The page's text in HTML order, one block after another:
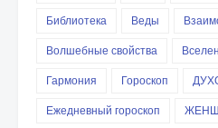
Библиотека
Веды
Волшебные свойства
Гармония
Гороскоп
Ежедневный гороскоп